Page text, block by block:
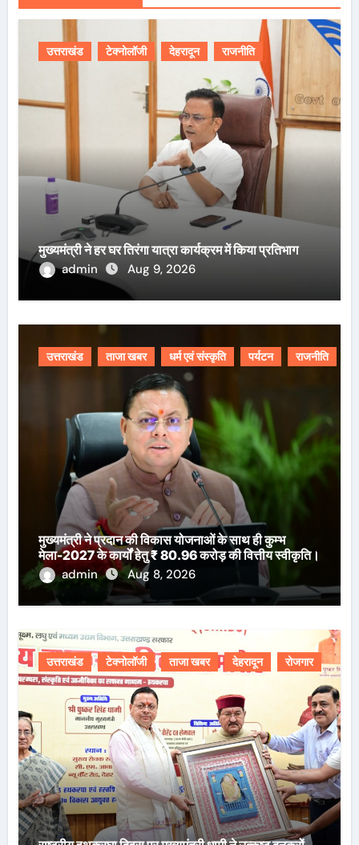
उत्तराखंड टेक्नोलॉजी देहरादून राजनीति
मुख्यमंत्री ने हर घर तिरंगा यात्रा कार्यक्रम में किया प्रतिभाग
admin
Aug 9, 2026
उत्तराखंड ताजा खबर धर्म एवं संस्कृति पर्यटन राजनीति
मुख्यमंत्री ने प्रदान की विकास योजनाओं के साथ ही कुम्भ
मेला-2027 के कार्यों हेतु ₹ 80.96 करोड़ की वित्तीय स्वीकृति।
admin
Aug 8, 2026
उत्तराखंड टेक्नोलॉजी ताजा खबर देहरादून रोजगार